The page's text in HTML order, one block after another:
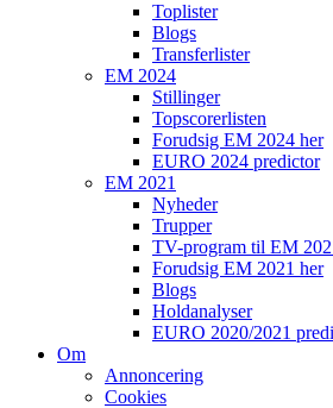
Toplister
Blogs
Transferlister
EM 2024
Stillinger
Topscorerlisten
Forudsig EM 2024 her
EURO 2024 predictor
EM 2021
Nyheder
Trupper
TV-program til EM
Forudsig EM 2021 her
Blogs
Holdanalyser
EURO 2020/2021
Om
Annoncering
Cookies